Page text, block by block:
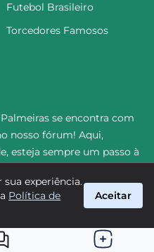
Futebol Brasileiro
Torcedores Famosos
se encontra com
nosso fórum! Aqui,
esteja sempre um passo à
jornada emocionante!
experiência.
Política de
Aceitar